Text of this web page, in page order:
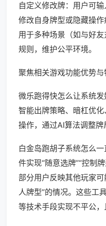
自定义修改牌：用户可输
修改自身牌型或隐藏操
用于多种场景（如与好
规则，维护公平环境。
聚焦相关游戏功能优势与
微乐跑得快怎么让系统发
智能出牌策略、暗杠优
操作，通过AI算法调整牌
白金岛跑胡子系统怎么
件实现“随意选牌”“控制
部分用户反映其他玩家可
人牌型”的情况。这些工
等技术手段实现不平公，